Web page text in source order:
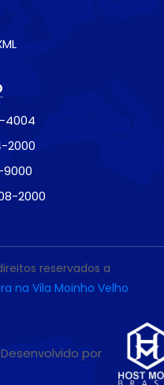
4004
2000
9000
2000
reservados a
na Vila Moinho Velho
Desenvolvido por